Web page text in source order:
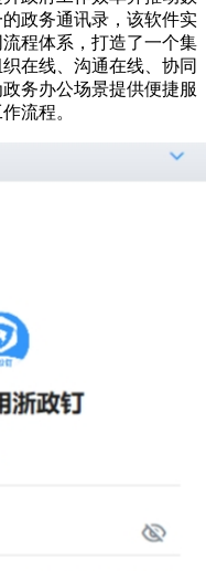
政务通讯录，该软件实
程体系，打造了一个集
在线、沟通在线、协同
务办公场景提供便捷服
流程。